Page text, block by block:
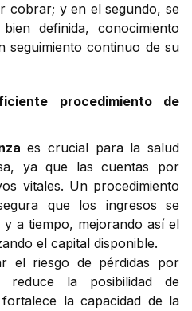
cobrar; y en el segundo, se
definida, conocimiento
seguimiento continuo de su
procedimiento de
es crucial para la salud
ya que las cuentas por
vitales. Un procedimiento
que los ingresos se
a tiempo, mejorando así el
el capital disponible.
el riesgo de pérdidas por
reduce la posibilidad de
la capacidad de la